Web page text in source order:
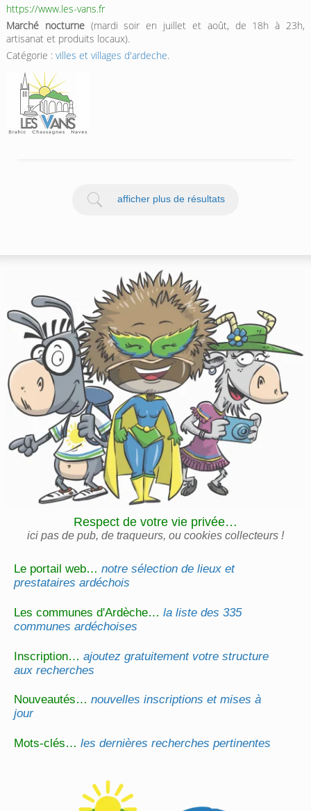
https://www.les-vans.fr
Marché nocturne(mardi soir en juillet et août, de 18h à 23h,
artisanat et produits locaux).
Catégorie : villes et villages d'ardeche.
afficher plus de résultats
Le portail web…notre sélection de lieux et
prestataires ardéchois
Les communes d'Ardèche…la liste des 335
communes ardéchoises
Inscription…ajoutez gratuitement votre structure
aux recherches
Nouveautés…nouvelles inscriptions et mises à
jour
Mots-clés…les dernières recherches pertinentes
Respect de votre vie privée…
ici pas de pub, de traqueurs, ou cookies collecteurs !